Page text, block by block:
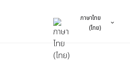
ภาษาไทย
(ไทย)